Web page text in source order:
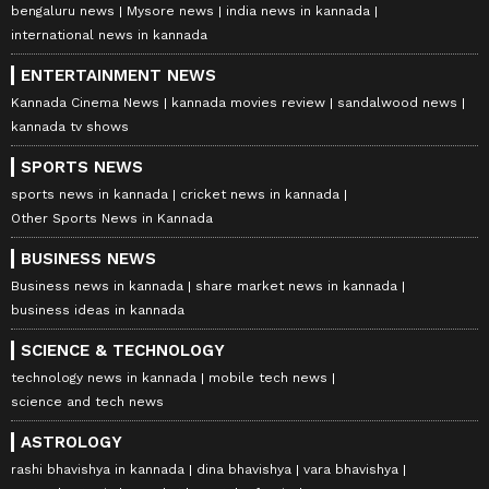
ನ್ಯೂಸ್ ಅಧಿಕೃತ ಆ್ಯಪ್ ಡೌನ್‌ಲೋಡ್ ಮಾಡಿ ಹಾಗೂ
ಎಲ್ಲಾ ಅಪ್‌ಡೇಟ್ ಗಳನ್ನು ಪಡೆಯಿರಿ.
DOWNLOAD APP
bengaluru news
Mysore news
india news in kannada
international news in kannada
ENTERTAINMENT NEWS
Kannada Cinema News kannada movies review
sandalwood news
kannada tv shows
SPORTS NEWS
sports news in kannada
cricket news in kannada
Other Sports News in Kannada
BUSINESS NEWS
Business news in kannada
share market news in kannada
business ideas in kannada
SCIENCE & TECHNOLOGY
technology news in kannada
mobile tech news
science and tech news
ASTROLOGY
rashi bhavishya in kannada dina bhavishya
vara bhavishya